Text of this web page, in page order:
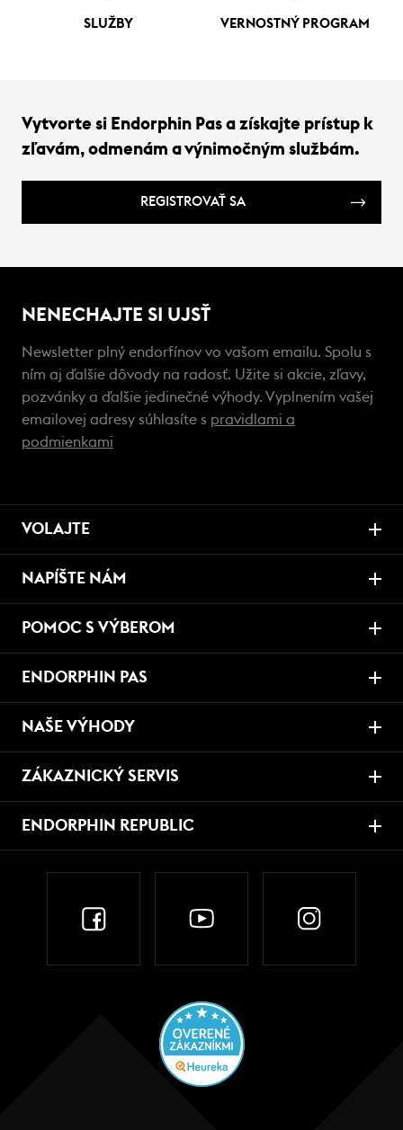
SLUŽBY VERNOSTNÝ PROGRAM
Vytvorte si Endorphin Pas a získajte prístup k
zľavám, odmenám a výnimočným službám.
REGISTROVAŤ SA
NENECHAJTE SI UJSŤ
Newsletter plný endorfínov vo vašom emailu. Spolu s
ním aj ďalšie dôvody na radosť. Užite si akcie, zľavy,
pozvánky a ďalšie jedinečné výhody. Vyplnením vašej
emailovej adresy súhlasíte s pravidlami a
podmienkami
VOLAJTE
NAPÍŠTE NÁM
POMOC S VÝBEROM
ENDORPHIN PAS
NAŠE VÝHODY
ZÁKAZNICKÝ SERVIS
ENDORPHIN REPUBLIC